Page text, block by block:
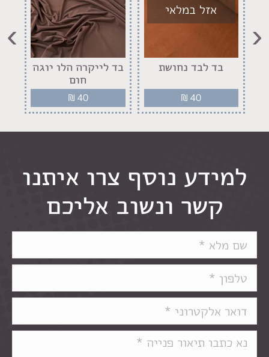
אזל במלאי
בד לבד נחושת
₪ 40
בד לייקרה הלו יוגה
חום
₪ 40
‹
›
למידע נוסף צרו איתנו
קשר ונשוב אליכם